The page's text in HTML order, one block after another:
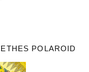
POLAROID